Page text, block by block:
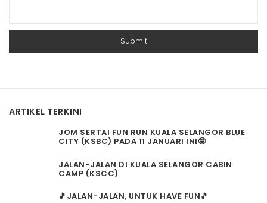
ARTIKEL TERKINI
JOM SERTAI FUN RUN KUALA SELANGOR BLUE
CITY (KSBC) PADA 11 JANUARI INI🤩
JALAN-JALAN DI KUALA SELANGOR CABIN
CAMP (KSCC)
🎵JALAN-JALAN, UNTUK HAVE FUN🎵